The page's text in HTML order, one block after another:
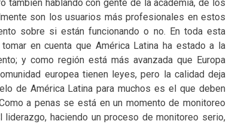
también hablando con gente de la academia, de los
son los usuarios más profesionales en estos
sobre si están funcionando o no. En toda esta
en cuenta que América Latina ha estado a la
y como región está más avanzada que Europa
europea tienen leyes, pero la calidad deja
de América Latina para muchos es el que deben
a penas se está en un momento de monitoreo
liderazgo, haciendo un proceso de monitoreo serio,